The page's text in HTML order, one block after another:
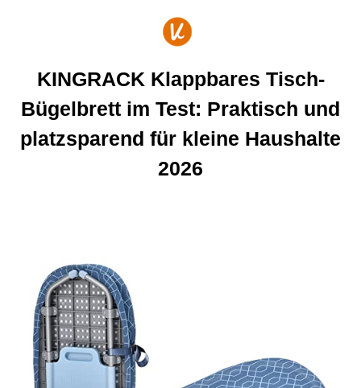
KINGRACK Klappbares Tisch-
Bügelbrett im Test: Praktisch und
platzsparend für kleine Haushalte
2026